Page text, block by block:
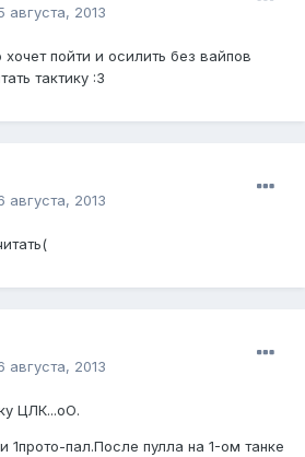
августа, 2013
пойти и осилить без вайпов
тактику :3
августа, 2013
августа, 2013
ЦЛК...оО.
1прото-пал.После пулла на 1-ом танке